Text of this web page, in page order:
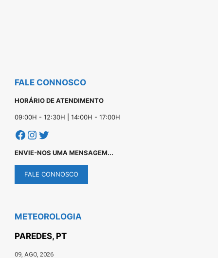
FALE CONNOSCO
HORÁRIO DE ATENDIMENTO
09:00H - 12:30H | 14:00H - 17:00H
Facebook
Instagram
Twitter
ENVIE-NOS UMA MENSAGEM...
FALE CONNOSCO
METEOROLOGIA
PAREDES, PT
09, AGO, 2026